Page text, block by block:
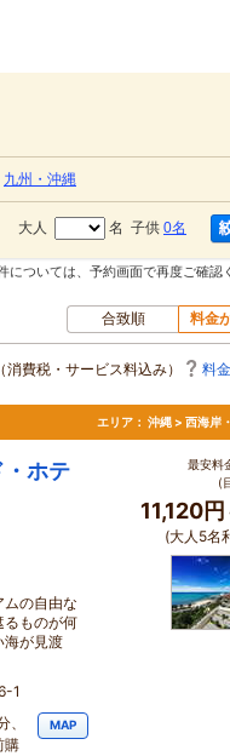
九州・沖縄
大人 名 子供 0名
ついては、予約画面で再度ご確認
合致順 料金
費税・サービス料込み） 料
エリア： 沖縄 > 西海岸
・ホテ
の自由な
るものが何
海が見渡
1
購
MAP
最安料
(
11,120円
(大人5名